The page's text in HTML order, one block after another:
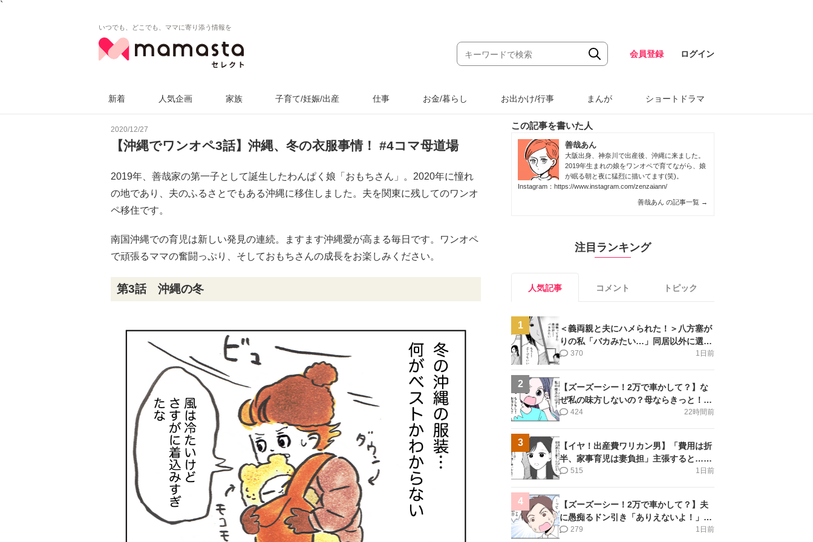
`
いつでも、どこでも、ママに寄り添う情報を
会員登録 ログイン
新着 人気企画 家族 子育て/妊娠/出産 仕事 お金/暮らし お出かけ/行事 まんが ショートドラマ
2020/12/27
【沖縄でワンオペ3話】沖縄、冬の衣服事情！ #4コマ母道場
2019年、善哉家の第一子として誕生したわんぱく娘「おもちさん」。2020年に憧れ
の地であり、夫のふるさとでもある沖縄に移住しました。夫を関東に残してのワンオ
ペ移住です。
南国沖縄での育児は新しい発見の連続。ますます沖縄愛が高まる毎日です。ワンオペ
で頑張るママの奮闘っぷり、そしておもちさんの成長をお楽しみください。
第3話 沖縄の冬
この記事を書いた人
善哉あん
大阪出身、神奈川で出産後、沖縄に来ました。
2019年生まれの娘をワンオペで育てながら、娘
が眠る朝と夜に猛烈に描いてます(笑)。
Instagram： https://www.instagram.com/zenzaiann/
善哉あん の記事一覧 →
注目ランキング
人気記事 コメント トピック
1
＜義両親と夫にハメられた！＞八方塞が
りの私「バカみたい…」同居以外に選択
肢がない【第5話まんが】
1日前
370
2
【ズーズーシー！2万で車かして？】な
ぜ私の味方しないの？母ならきっと！＜
第17話＞#4コマ母道場
22時間前
424
3
【イヤ！出産費ワリカン男】「費用は折
半、家事育児は妻負担」主張すると…＜
第11話＞#4コマ母道場
1日前
515
4
【ズーズーシー！2万で車かして？】夫
に愚痴るドン引き「ありえないよ！」＜
第16話＞#4コマ母道場
1日前
279